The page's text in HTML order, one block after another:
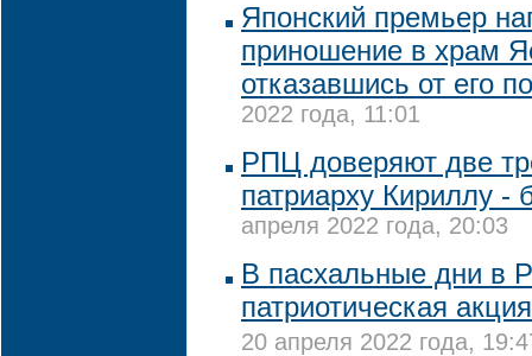
Японский премьер
приношение в храм
отказавшись от его
2022 года, 11:01
РПЦ доверяют две
патриарху Кириллу -
апреля 2022 года, 20:03
В пасхальные дни в
патриотическая
20 апреля 2022 года,